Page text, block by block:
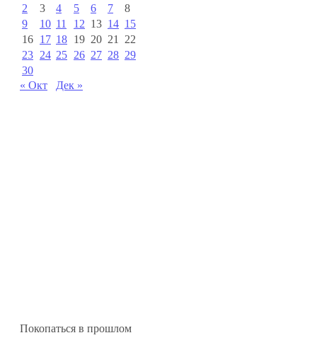
2
3 4 5 6 7
8
9
10 11 12 13 14 15
16 17 18 19 20 21
22
23 24 25 26 27 28 29
30
« Окт
Дек »
Покопаться в прошлом